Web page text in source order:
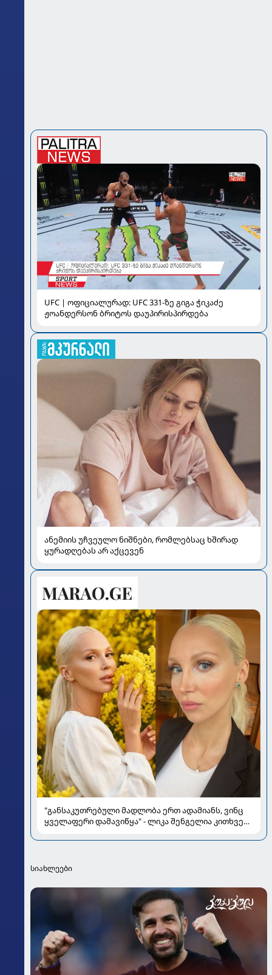
UFC | ოფიციალურად: UFC 331-ზე გიგა ჭიკაძე
ჟოანდერსონ ბრიტოს დაუპირისპირდება
ანემიის უჩვეულო ნიშნები, რომლებსაც ხშირად
ყურადღებას არ აქცევენ
"განსაკუთრებული მადლობა ერთ ადამიანს, ვინც
ყველაფერი დამავიწყა" - ლიკა შენგელია კითხვებს
სიახლეები